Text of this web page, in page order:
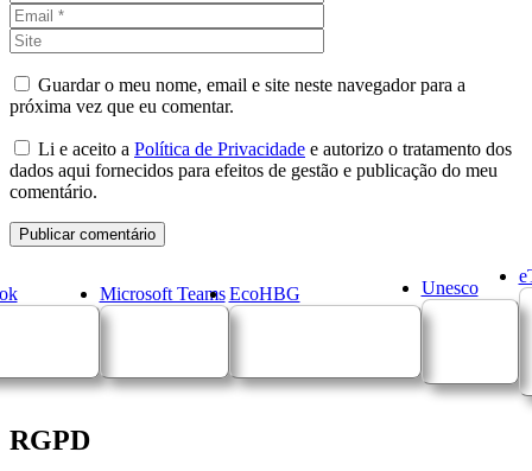
Guardar o meu nome, email e site neste navegador para a
próxima vez que eu comentar.
Li e aceito a Política de Privacidade e autorizo o tratamento dos
dados aqui fornecidos para efeitos de gestão e publicação do meu
comentário.
Microsoft Teams EcoHBG Unesco
RGPD